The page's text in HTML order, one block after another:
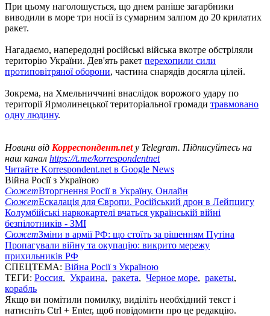
При цьому наголошується, що днем ​​раніше загарбники
виводили в море три носії із сумарним залпом до 20 крилатих
ракет.
Нагадаємо, напередодні російські війська вкотре обстріляли
територію України. Дев'ять ракет перехопили сили
протиповітряної оборони, частина снарядів досягла цілей.
Зокрема, на Хмельниччині внаслідок ворожого удару по
території Ярмолинецької територіальної громади травмовано
одну людину.
Новини від Корреспондент.netу Telegram. Підписуйтесь на
наш канал https://t.me/korrespondentnet
Читайте Korrespondent.net в Google News
Війна Росії з Україною
СюжетВторгнення Росії в Україну. Онлайн
СюжетЕскалація для Європи. Російський дрон в Лейпцигу
Колумбійські наркокартелі вчаться українській війні
безпілотників - ЗМІ
СюжетЗміни в армії РФ: що стоїть за рішенням Путіна
Пропагували війну та окупацію: викрито мережу
прихильників РФ
СПЕЦТЕМА: Війна Росії з Україною
ТЕГИ: Россия, Украина, ракета, Черное море, ракеты,
корабль
Якщо ви помітили помилку, виділіть необхідний текст і
натисніть Ctrl + Enter, щоб повідомити про це редакцію.